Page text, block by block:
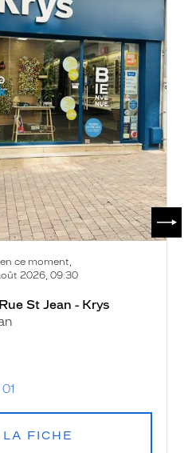
ce moment,
2026, 09:30
St Jean - Krys
LA FICHE